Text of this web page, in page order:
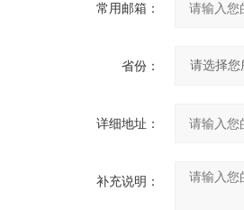
常用邮箱：
省份：
详细地址：
补充说明：